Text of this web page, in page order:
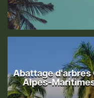
Abattage d'arbres
Alpes-